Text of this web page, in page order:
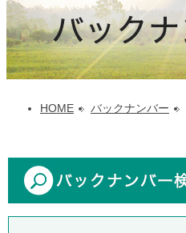
HOME バックナンバー